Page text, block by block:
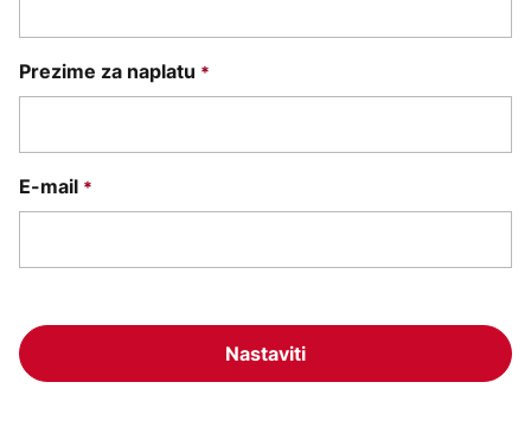
Prezime za naplatu
E-mail
Nastaviti